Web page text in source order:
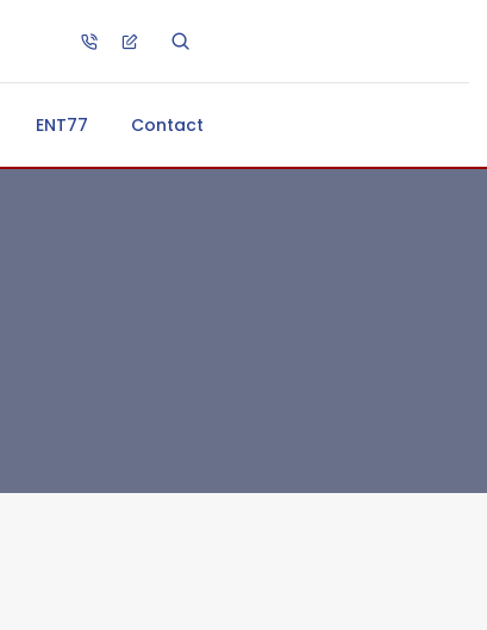
ENT77 Contact